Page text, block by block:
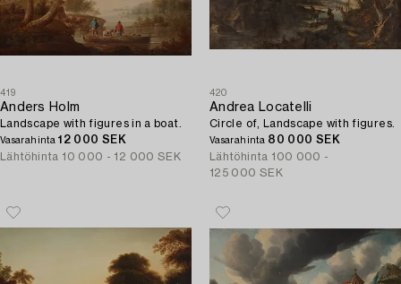
419
Anders Holm
Landscape with figures in a boat.
Vasarahinta12 000 SEK
Lähtöhinta 10 000 - 12 000 SEK
420
Andrea Locatelli
Circle of, Landscape with figures.
Vasarahinta 80 000 SEK
Lähtöhinta 100 000 -
125 000 SEK